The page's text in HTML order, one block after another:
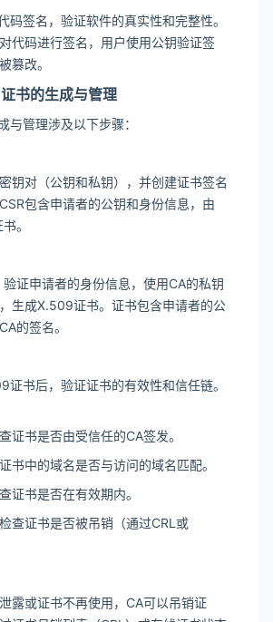
码签名，验证软件的真实性和完整性。
代码进行签名，用户使用公钥验证签
篡改。
书的生成与管理
与管理涉及以下步骤：
钥对（公钥和私钥），并创建证书签名
包含申请者的公钥和身份信息，由
。
验证申请者的身份信息，使用CA的私钥
生成X.509证书。证书包含申请者的公
的签名。
证书后，验证证书的有效性和信任链。
证书是否由受信任的CA签发。
书中的域名是否与访问的域名匹配。
证书是否在有效期内。
查证书是否被吊销（通过CRL或
露或证书不再使用，CA可以吊销证